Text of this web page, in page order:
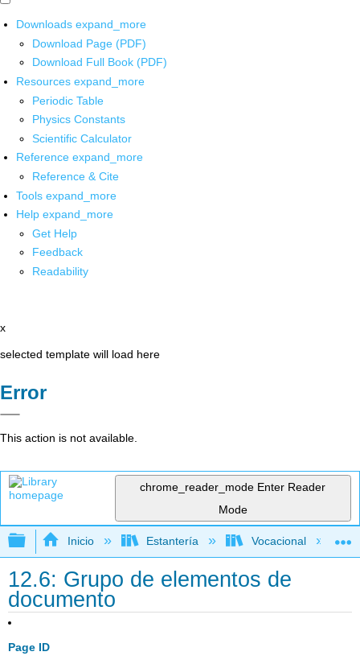
Downloads expand_more
Download Page (PDF)
Download Full Book (PDF)
Resources expand_more
Periodic Table
Physics Constants
Scientific Calculator
Reference expand_more
Reference & Cite
Tools expand_more
Help expand_more
Get Help
Feedback
Readability
x
selected template will load here
Error
This action is not available.
chrome_reader_mode Enter Reader
Mode
Expandir/contraer jerarquía global
Inicio Estantería Vocacional
12.6: Grupo de elementos de
documento
Page ID